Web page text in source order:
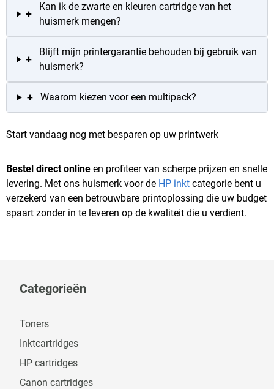
+
Kan ik de zwarte en kleuren cartridge van het
huismerk mengen?
+
Blijft mijn printergarantie behouden bij gebruik van
huismerk?
+ Waarom kiezen voor een multipack?
Start vandaag nog met besparen op uw printwerk
Bestel direct online en profiteer van scherpe prijzen en snelle
levering. Met ons huismerk voor de HP inkt categorie bent u
verzekerd van een betrouwbare printoplossing die uw budget
spaart zonder in te leveren op de kwaliteit die u verdient.
Categorieën
Toners
Inktcartridges
HP cartridges
Canon cartridges